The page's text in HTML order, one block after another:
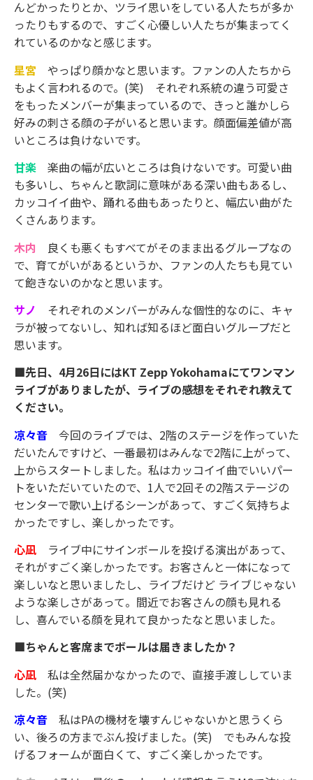
んどかったりとか、ツライ思いをしている人たちが多か
ったりもするので、すごく心優しい人たちが集まってく
れているのかなと感じます。
星宮 やっぱり顔かなと思います。ファンの人たちから
もよく言われるので。(笑) それぞれ系統の違う可愛さ
をもったメンバーが集まっているので、きっと誰かしら
好みの刺さる顔の子がいると思います。顔面偏差値が高
いところは負けないです。
甘楽 楽曲の幅が広いところは負けないです。可愛い曲
も多いし、ちゃんと歌詞に意味がある深い曲もあるし、
カッコイイ曲や、踊れる曲もあったりと、幅広い曲がた
くさんあります。
木内 良くも悪くもすべてがそのまま出るグループなの
で、育てがいがあるというか、ファンの人たちも見てい
て飽きないのかなと思います。
サノ それぞれのメンバーがみんな個性的なのに、キャ
ラが被ってないし、知れば知るほど面白いグループだと
思います。
■先日、4月26日にはKT Zepp Yokohamaにてワンマン
ライブがありましたが、ライブの感想をそれぞれ教えて
ください。
凉々音 今回のライブでは、2階のステージを作っていた
だいたんですけど、一番最初はみんなで2階に上がって、
上からスタートしました。私はカッコイイ曲でいいパー
トをいただいていたので、1人で2回その2階ステージの
センターで歌い上げるシーンがあって、すごく気持ちよ
かったですし、楽しかったです。
心凪 ライブ中にサインボールを投げる演出があって、
それがすごく楽しかったです。お客さんと一体になって
楽しいなと思いましたし、ライブだけど ライブじゃない
ような楽しさがあって。間近でお客さんの顔も見れる
し、喜んでいる顔を見れて良かったなと思いました。
■ちゃんと客席までボールは届きましたか？
心凪 私は全然届かなかったので、直接手渡ししていま
した。(笑)
凉々音 私はPAの機材を壊すんじゃないかと思うくら
い、後ろの方までぶん投げました。(笑) でもみんな投
げるフォームが面白くて、すごく楽しかったです。